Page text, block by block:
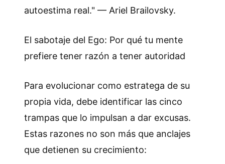
autoestima real." — Ariel Brailovsky.
El sabotaje del Ego: Por qué tu mente
prefiere tener razón a tener autoridad
Para evolucionar como estratega de su
propia vida, debe identificar las cinco
trampas que lo impulsan a dar excusas.
Estas razones no son más que anclajes
que detienen su crecimiento: